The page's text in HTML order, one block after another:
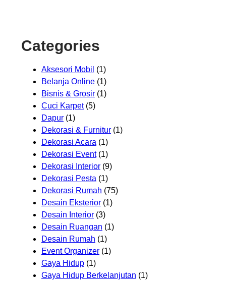
Categories
Aksesori Mobil (1)
Belanja Online (1)
Bisnis & Grosir (1)
Cuci Karpet(5)
Dapur (1)
Dekorasi & Furnitur (1)
Dekorasi Acara (1)
Dekorasi Event(1)
Dekorasi Interior (9)
Dekorasi Pesta (1)
Dekorasi Rumah (75)
Desain Eksterior (1)
Desain Interior (3)
Desain Ruangan (1)
Desain Rumah (1)
Event Organizer (1)
Gaya Hidup (1)
Gaya Hidup Berkelanjutan (1)